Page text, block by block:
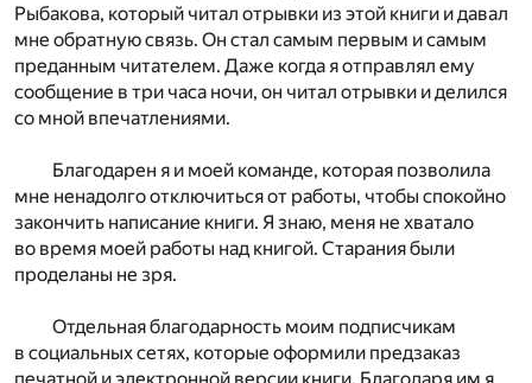
Рыбакова, который читал отрывки из этой книги и давал
мне обратную связь. Он стал самым первым и самым
преданным читателем. Даже когда я отправлял ему
сообщение в три часа ночи, он читал отрывки и делился
со мной впечатлениями.
Благодарен я и моей команде, которая позволила
мне ненадолго отключиться от работы, чтобы спокойно
закончить написание книги. Я знаю, меня не хватало
во время моей работы над книгой. Старания были
проделаны не зря.
Отдельная благодарность моим подписчикам
в социальных сетях, которые оформили предзаказ